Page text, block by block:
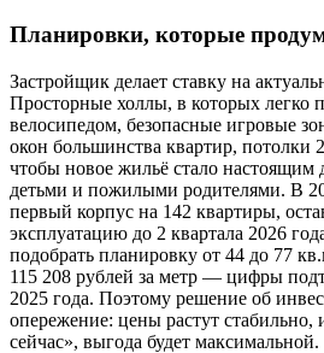
Планировки, которые
Застройщик делает ставку на
Просторные холлы, в которых легко
велосипедом, безопасные игровые
окон большинства квартир, потолки
чтобы новое жильё стало настоящим
детьми и пожилыми родителями. В
первый корпус на 142 квартиры,
эксплуатацию до 2 квартала 2026
подобрать планировку от 44 до 77
115 208 рублей за метр — цифры
2025 года. Поэтому решение об
опережение: цены растут стабильно,
сейчас», выгода будет максимальной.